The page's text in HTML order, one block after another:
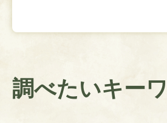
調べたいキー